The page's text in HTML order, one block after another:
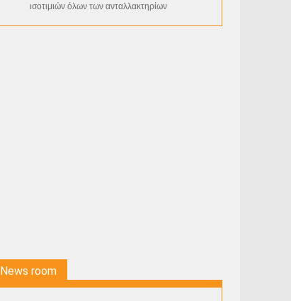
ισοτιμιών όλων των ανταλλακτηρίων
News room